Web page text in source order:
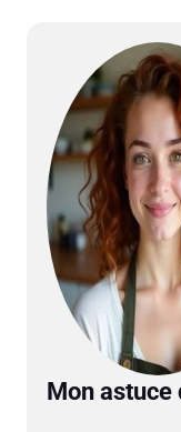
Mon astuce